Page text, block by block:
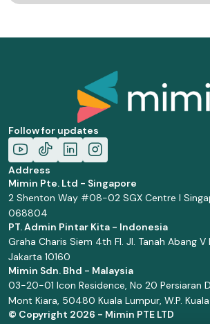
Follow for updates
Address
Mimin Pte. Ltd - Singapore
2 Shenton Way #08-02 SGX Centre I
068804
PT. Admin Pintar Kita - Indonesia
Graha Charis Siem 4th Fl. Jl. Tanah Abang V
Jakarta 10160
Mimin Sdn. Bhd - Malaysia
03-20-01 Icon Residence, No 20 Persiaran
Mont Kiara, 50480 Kuala Lumpur, W.P.
© Copyright 2026 - Mimin PTE LTD